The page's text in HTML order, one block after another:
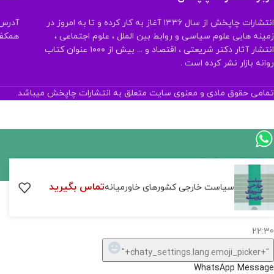
انتشارات چاپخش از سال ۱۳۳۶ آغاز به کار کرده و تا به امروز در
زمینه هایی علوم سیاسی و روابط بین الملل ، علوم اجتماعی ،
انتشار آثار دکتر شریعتی ، اقتصاد و ... بیش از ۱۰۰۰ عنوان کتاب
روانه بازار نشر کرده است .
همکف
تمامی حقوق مادی و معنوی سایت متعلق به انتشارات چاپخش میباشد.
سیاست خارجی کشورهای خاورمیانهتماس بگیرید
اگر
موجود
نیست,
شاید
تهیه